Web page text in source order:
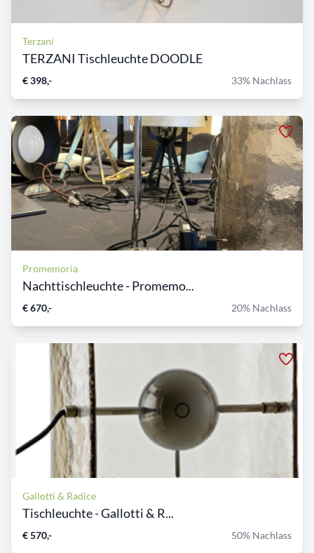
Terzani
TERZANI Tischleuchte DOODLE
€ 398,- 33% Nachlass
Promemoria
Nachttischleuchte - Promemo...
€ 670,- 20% Nachlass
Gallotti & Radice
Tischleuchte - Gallotti & R...
€ 570,- 50% Nachlass